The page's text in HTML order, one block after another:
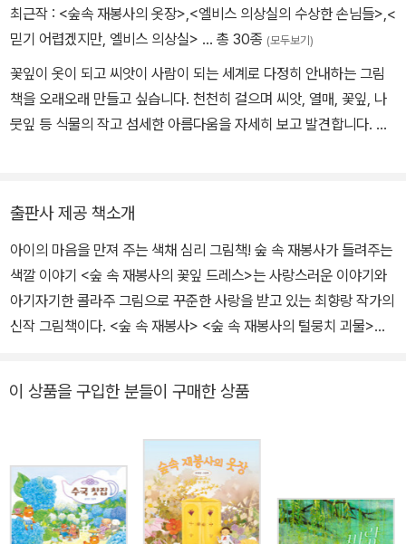
최근작 : <숲속 재봉사의 옷장>,<엘비스 의상실의 수상한 손님들>,<
믿기 어렵겠지만, 엘비스 의상실> … 총 30종 (모두보기)
꽃잎이 옷이 되고 씨앗이 사람이 되는 세계로 다정히 안내하는 그림
책을 오래오래 만들고 싶습니다. 천천히 걸으며 씨앗, 열매, 꽃잎, 나
뭇잎 등 식물의 작고 섬세한 아름다움을 자세히 보고 발견합니다. 오
『숲속 재봉사』 『숲속 재봉사와 털뭉치 괴물』 『숲속 재봉사의 꽃잎 드
레스』 『믿기 어렵겠지만, 엘비스 의상실』 『엘비스 의상실의 수상한
손님들』 등이 있습니다.
출판사 제공 책소개
아이의 마음을 만져 주는 색채 심리 그림책! 숲 속 재봉사가 들려주는
색깔 이야기 <숲 속 재봉사의 꽃잎 드레스>는 사랑스러운 이야기와
아기자기한 콜라주 그림으로 꾸준한 사랑을 받고 있는 최향랑 작가의
신작 그림책이다. <숲 속 재봉사> <숲 속 재봉사의 털뭉치 괴물>에
감정의 변화를 특유의 밝고 따뜻한 시선으로 잘 풀어냈다. 아름다운
들여 말리고 붙여서 완성한 꽃잎 드레스와 숲 속 풍경이 눈길을 사로
잡는다. 아이의 정서를 자극하는 색채 심리 그림책 전작 <숲 속 재봉
사> <숲 속 재봉사와 털뭉치 괴물>이 숲 속 친구들과 버림받은 강아
지 쿵쿵이에게 숲 속 재봉사가 옷을 만들어 주는 따뜻한 내용의 이야
이 상품을 구입한 분들이 구매한 상품